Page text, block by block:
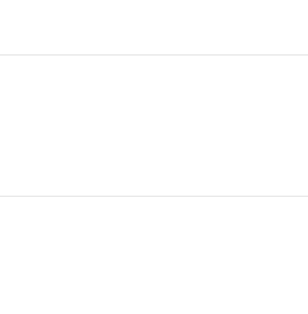
面昇降 強化ナイロン樹脂ベース 通気性